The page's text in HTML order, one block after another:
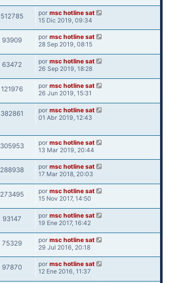
512785 por msc hotline sat
15 Dic 2019, 09:34
93909 por msc hotline sat
28 Sep 2019, 08:15
63472 por msc hotline sat
26 Sep 2019, 18:28
121976 por msc hotline sat
26 Jun 2019, 15:31
382861 por msc hotline sat
01 Abr 2019, 12:43
305953 por msc hotline sat
13 Mar 2019, 20:44
288938 por msc hotline sat
17 Mar 2018, 20:03
273495 por msc hotline sat
15 Nov 2017, 14:50
93147 por msc hotline sat
19 Ene 2017, 16:42
75329 por msc hotline sat
29 Jul 2016, 20:18
97870 por msc hotline sat
12 Ene 2016, 11:37